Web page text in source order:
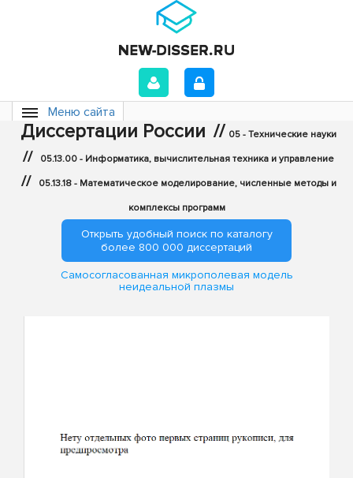
Меню сайта
Диссертации России // 05 - Технические науки
// 05.13.00 - Информатика, вычислительная техника и управление
// 05.13.18 - Математическое моделирование, численные методы и
комплексы программ
Открыть удобный поиск по каталогу
более 800 000 диссертаций
Самосогласованная микрополевая модель
неидеальной плазмы